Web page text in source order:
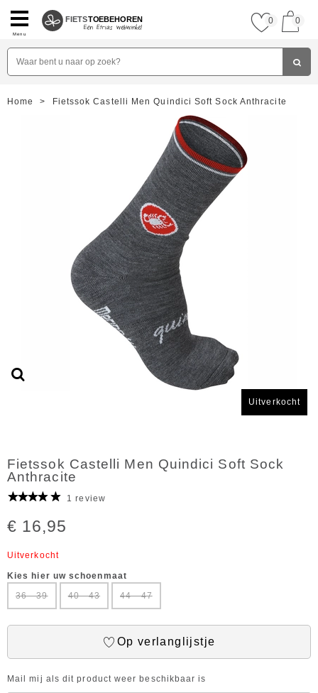
Menu
FIETSTOEBEHOREN 0 0
Home > Fietssok Castelli Men Quindici Soft Sock Anthracite
Uitverkocht
Fietssok Castelli Men Quindici Soft Sock
Anthracite
1 review
€ 16,95
Uitverkocht
Kies hier uw schoenmaat
36 - 39
40 - 43 44 - 47
Op verlanglijstje
Mail mij als dit product weer beschikbaar is